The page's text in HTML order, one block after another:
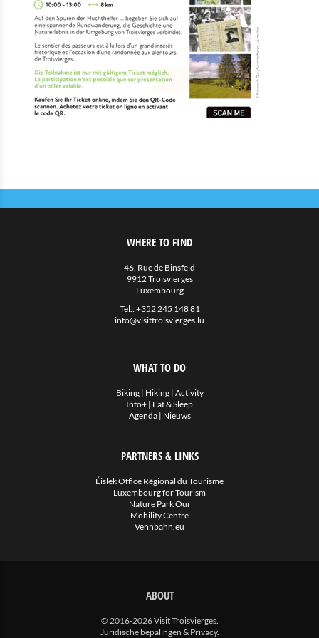
WHERE TO FIND
46, Rue de Binsfeld
9912 Troisvierges
Luxembourg
Tel.:+352 245 148 81
info@visittroisvierges.lu
WHAT TO DO
Biking| Hiking| Activity
Info+ | Eat & Sleep
Agenda| Nieuws
PARTNERS & LINKS
Éislek Office Régional du Tourisme
Luxembourg for Tourism
Nature Park Our
Mobility Centre
Vennbahn.eu
ABOUT
© 2016-2026 Visit Troisvierges.
Juridische bepalingen & Privacy.